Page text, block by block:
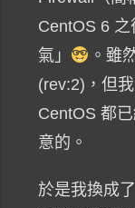
CentOS 6
氣」
。雖
(rev:2)，但
CentOS 都
意的。
於是我換成